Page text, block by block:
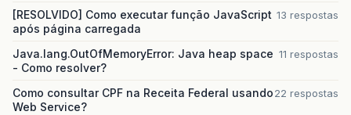
[RESOLVIDO] Como executar função JavaScript
após página carregada
13 respostas
Java.lang.OutOfMemoryError: Java heap space
- Como resolver?
11 respostas
Como consultar CPF na Receita Federal usando
Web Service?
22 respostas